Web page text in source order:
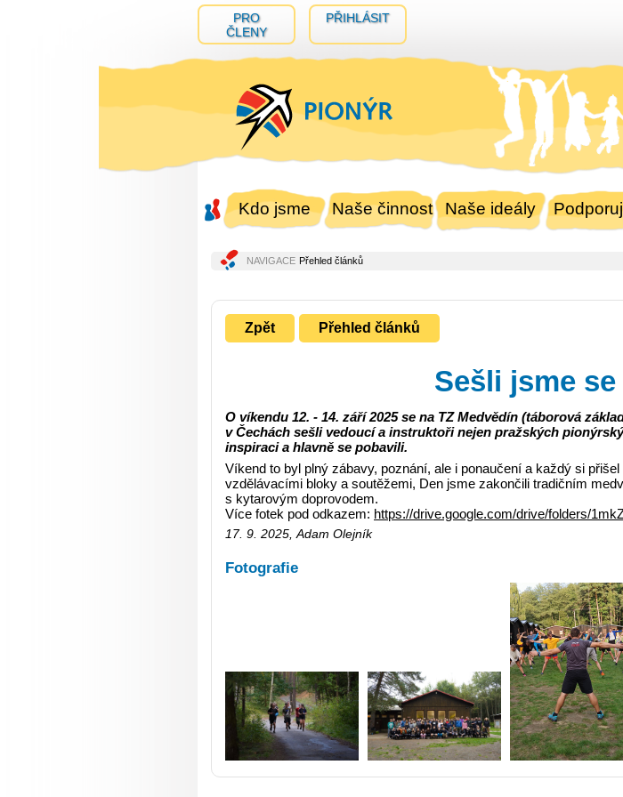
PRO
ČLENY
PŘIHLÁSIT
Kdo jsme Naše činnost Naše ideály
NAVIGACE Přehled článků
Zpět Přehled článků
Sešli jsme
O víkendu 12. - 14. září 2025 se na TZ Medvědín (táborová
v Čechách sešli vedoucí a instruktoři nejen pražských
inspiraci a hlavně se pobavili.
Víkend to byl plný zábavy, poznání, ale i ponaučení a každý si
vzdělávacími bloky a soutěžemi, Den jsme zakončili tradičním
s kytarovým doprovodem.
Více fotek pod odkazem: https://drive.google.com/drive/folders/
17. 9. 2025, Adam Olejník
Fotografie